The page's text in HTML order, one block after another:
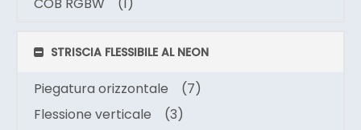
STRISCIA FLESSIBILE AL NEON
Piegatura orizzontale
(7)
Flessione verticale
(3)